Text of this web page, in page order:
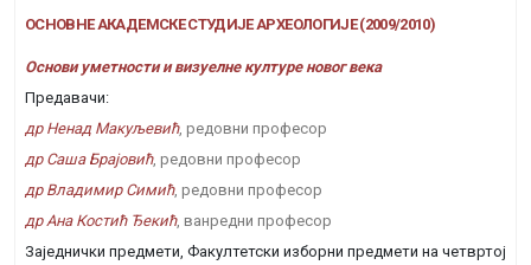
ОСНОВНЕ АКАДЕМСКЕ СТУДИЈЕ АРХЕОЛОГИЈЕ (2009/2010)
Основи уметности и визуелне културе новог века
Предавачи:
др Ненад Макуљевић, редовни професор
др Саша Брајовић, редовни професор
др Владимир Симић, редовни професор
др Ана Костић Ђекић, ванредни професор
Заједнички предмети, Факултетски изборни предмети на четвртој